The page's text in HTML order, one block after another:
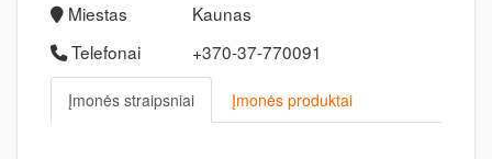
Miestas
Kaunas
Telefonai
+370-37-770091
Įmonės straipsniai Įmonės produktai